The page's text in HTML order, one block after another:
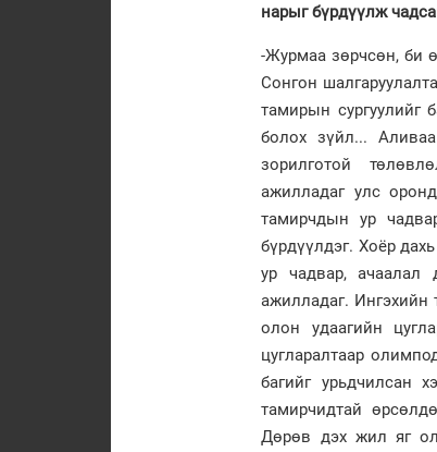
нарыг бүрдүүлж
-Журмаа зөрчсөн, би
Сонгон
тамирын сургуулийг
болох зүйл...
зорилготой
ажилладаг улс
тамирчдын ур
бүрдүүлдэг. Хоёр
ур чадвар, ачаалал
ажилладаг.
олон удаагийн
цугларалтаар
багийг урьдчилсан
тамирчидтай
Дөрөв дэх жил яг